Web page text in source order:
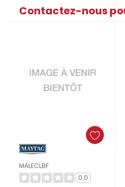
Contactez-nous
MALECLBF
0.0